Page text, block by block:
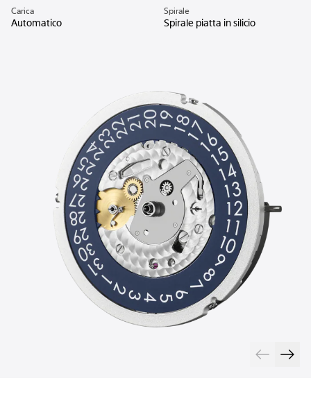
Carica
Automatico
Spirale
Spirale piatta in silicio